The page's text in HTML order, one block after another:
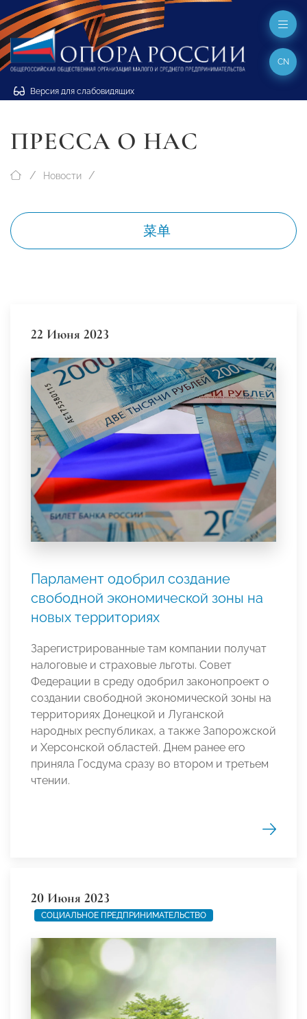
Версия для слабовидящих
CN
ПРЕССА О НАС
Новости
菜单
22 Июня 2023
Парламент одобрил создание
свободной экономической зоны на
новых территориях
Зарегистрированные там компании получат
налоговые и страховые льготы. Совет
Федерации в среду одобрил законопроект о
создании свободной экономической зоны на
территориях Донецкой и Луганской
народных республиках, а также Запорожской
и Херсонской областей. Днем ранее его
приняла Госдума сразу во втором и третьем
чтении.
20 Июня 2023
СОЦИАЛЬНОЕ ПРЕДПРИНИМАТЕЛЬСТВО